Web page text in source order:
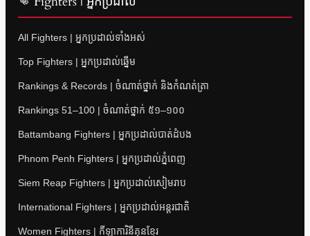
All Fighters | អ្នកប្រដាល់ទាំងអស់
Top Fighters | អ្នកប្រដាល់ឆ្នើម
Rankings & Records | ចំណាត់ថ្នាក់ និងកំណត់ត្រា
Rankings 51–100 | ចំណាត់ថ្នាក់ ៥១–១០០
Battambang Fighters | អ្នកប្រដាល់បាត់ដំបង
Phnom Penh Fighters | អ្នកប្រដាល់ភ្នំពេញ
Siem Reap Fighters | អ្នកប្រដាល់សៀមរាប
International Fighters | អ្នកប្រដាល់អន្តរជាតិ
Women Fighters | កីឡាការិនីគុនខ្មែរ